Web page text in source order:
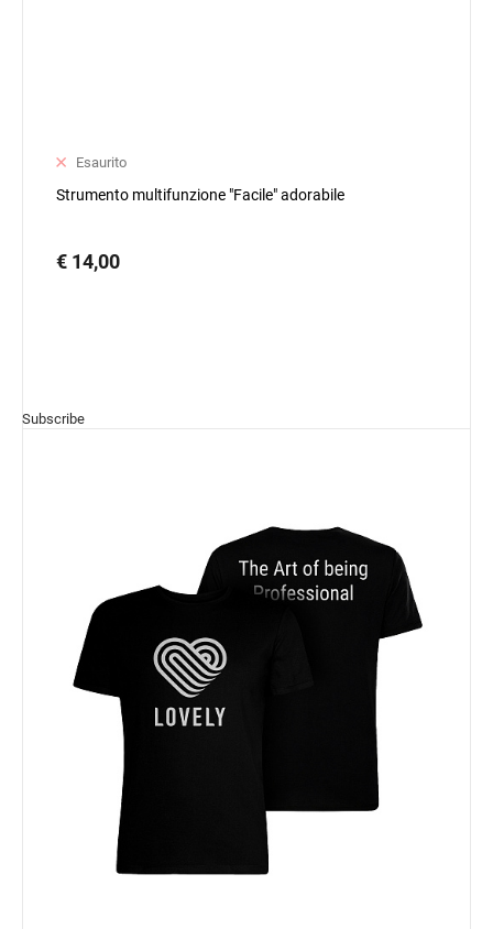
Esaurito
Strumento multifunzione "Facile" adorabile
€ 14,00
Subscribe